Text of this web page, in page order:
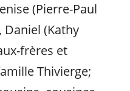
(Pierre-Paul
Daniel (Kathy
frères et
Thivierge;